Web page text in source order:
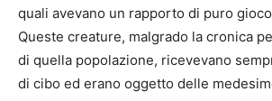
quali avevano un rapporto di puro
Queste creature, malgrado la cronica
di quella popolazione, ricevevano
di cibo ed erano oggetto delle